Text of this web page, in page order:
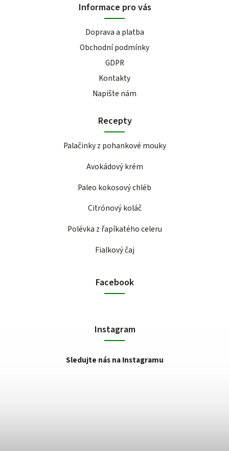
Informace pro vás
Doprava a platba
Obchodní podmínky
GDPR
Kontakty
Napište nám
Recepty
Palačinky z pohankové mouky
Avokádový krém
Paleo kokosový chléb
Citrónový koláč
Polévka z řapíkatého celeru
Fialkový čaj
Facebook
Instagram
Sledujte nás na Instagramu